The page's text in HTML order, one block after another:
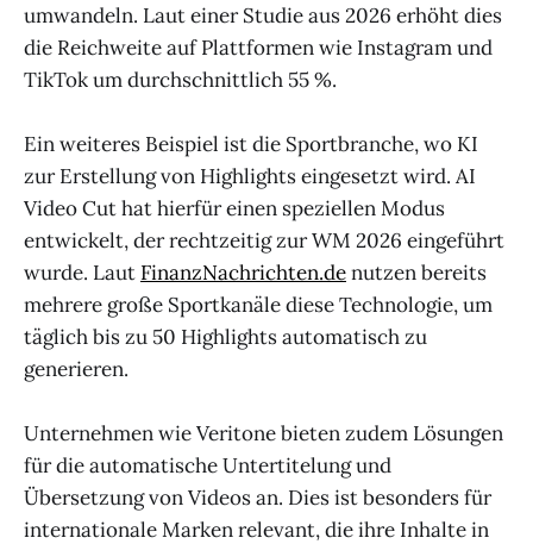
umwandeln. Laut einer Studie aus 2026 erhöht dies
die Reichweite auf Plattformen wie Instagram und
TikTok um durchschnittlich 55 %.
Ein weiteres Beispiel ist die Sportbranche, wo KI
zur Erstellung von Highlights eingesetzt wird. AI
Video Cut hat hierfür einen speziellen Modus
entwickelt, der rechtzeitig zur WM 2026 eingeführt
wurde. Laut FinanzNachrichten.denutzen bereits
mehrere große Sportkanäle diese Technologie, um
täglich bis zu 50 Highlights automatisch zu
generieren.
Unternehmen wie Veritone bieten zudem Lösungen
für die automatische Untertitelung und
Übersetzung von Videos an. Dies ist besonders für
internationale Marken relevant, die ihre Inhalte in